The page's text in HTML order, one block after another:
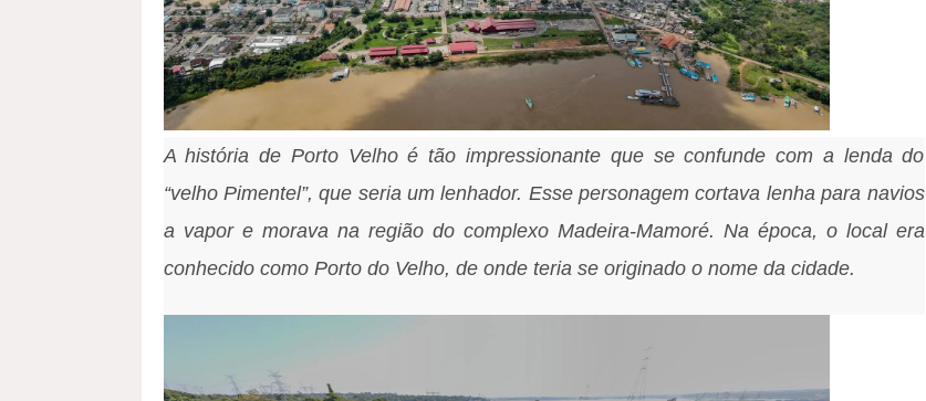
A história de Porto Velho é tão impressionante que se confunde com a lenda do
“velho Pimentel”, que seria um lenhador. Esse personagem cortava lenha para navios
a vapor e morava na região do complexo Madeira-Mamoré. Na época, o local era
conhecido como Porto do Velho, de onde teria se originado o nome da cidade.